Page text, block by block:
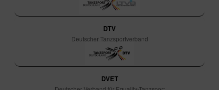
DTV
Deutscher Tanzsportverband
DVET